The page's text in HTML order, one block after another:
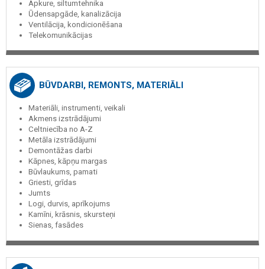
Apkure, siltumtehnika
Ūdensapgāde, kanalizācija
Ventilācija, kondicionēšana
Telekomunikācijas
BŪVDARBI, REMONTS, MATERIĀLI
Materiāli, instrumenti, veikali
Akmens izstrādājumi
Celtniecība no A-Z
Metāla izstrādājumi
Demontāžas darbi
Kāpnes, kāpņu margas
Būvlaukums, pamati
Griesti, grīdas
Jumts
Logi, durvis, aprīkojums
Kamīni, krāsnis, skursteņi
Sienas, fasādes